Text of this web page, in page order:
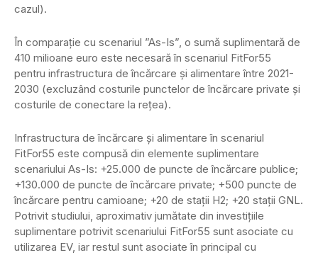
cazul).
În comparație cu scenariul ”As-Is”, o sumă suplimentară de
410 milioane euro este necesară în scenariul FitFor55
pentru infrastructura de încărcare și alimentare între 2021-
2030 (excluzând costurile punctelor de încărcare private și
costurile de conectare la rețea).
Infrastructura de încărcare și alimentare în scenariul
FitFor55 este compusă din elemente suplimentare
scenariului As-Is: +25.000 de puncte de încărcare publice;
+130.000 de puncte de încărcare private; +500 puncte de
încărcare pentru camioane; +20 de stații H2; +20 stații GNL.
Potrivit studiului, aproximativ jumătate din investițiile
suplimentare potrivit scenariului FitFor55 sunt asociate cu
utilizarea EV, iar restul sunt asociate în principal cu